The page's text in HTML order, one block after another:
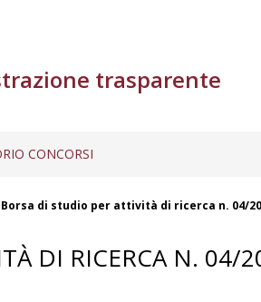
trasparente
CONCORSI
Borsa di studio per attività di ricerca n. 04/
DI RICERCA N. 04/